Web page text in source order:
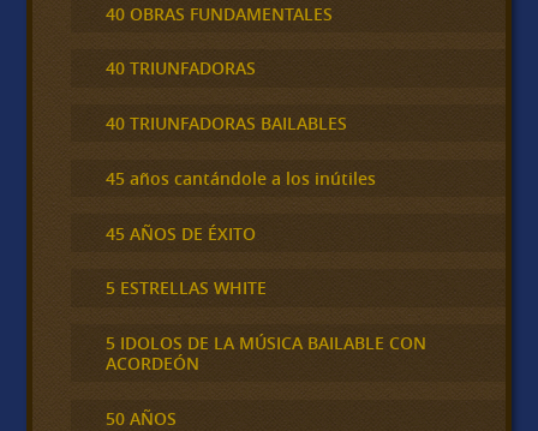
40 OBRAS FUNDAMENTALES
40 TRIUNFADORAS
40 TRIUNFADORAS BAILABLES
45 años cantándole a los inútiles
45 AÑOS DE ÉXITO
5 ESTRELLAS WHITE
5 IDOLOS DE LA MÚSICA BAILABLE CON
ACORDEÓN
50 AÑOS